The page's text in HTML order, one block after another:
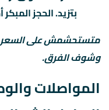
بتزيد. الحجز
متستحشمش على السعر
وشوف الفرق.
المواصلات